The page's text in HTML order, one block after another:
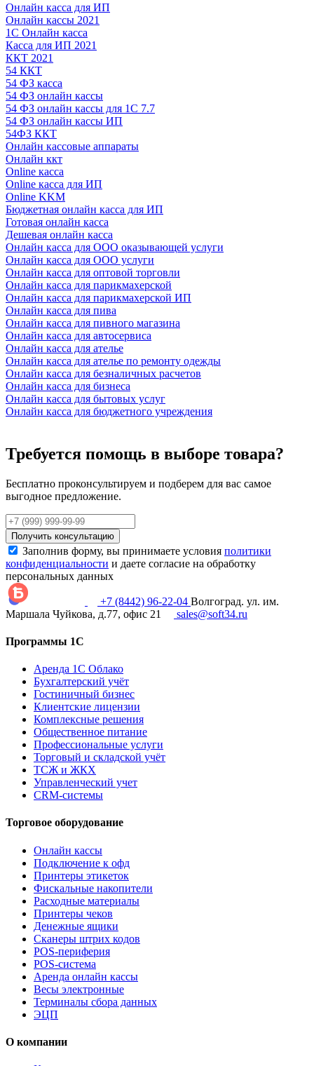
Онлайн касса для ИП
Онлайн кассы 2021
1С Онлайн касса
Касса для ИП 2021
ККТ 2021
54 ККТ
54 ФЗ касса
54 ФЗ онлайн кассы
54 ФЗ онлайн кассы для 1С 7.7
54 ФЗ онлайн кассы ИП
54ФЗ ККТ
Онлайн кассовые аппараты
Онлайн ккт
Online касса
Online касса для ИП
Online KKM
Бюджетная онлайн касса для ИП
Готовая онлайн касса
Дешевая онлайн касса
Онлайн касса для ООО оказывающей услуги
Онлайн касса для ООО услуги
Онлайн касса для оптовой торговли
Онлайн касса для парикмахерской
Онлайн касса для парикмахерской ИП
Онлайн касса для пива
Онлайн касса для пивного магазина
Онлайн касса для автосервиса
Онлайн касса для ателье
Онлайн касса для ателье по ремонту одежды
Онлайн касса для безналичных расчетов
Онлайн касса для бизнеса
Онлайн касса для бытовых услуг
Онлайн касса для бюджетного учреждения
Требуется помощь в выборе товара?
Бесплатно проконсультируем и подберем для вас самое
выгодное предложение.
Получить консультацию
Заполнив форму, вы принимаете условия политики
конфиденциальности и даете согласие на обработку
персональных данных
+7 (8442) 96-22-04 Волгоград. ул. им.
Маршала Чуйкова, д.77, офис 21
sales@soft34.ru
Программы 1С
Аренда 1С Облако
Бухгалтерский учёт
Гостиничный бизнес
Клиентские лицензии
Комплексные решения
Общественное питание
Профессиональные услуги
Торговый и складской учёт
ТСЖ и ЖКХ
Управленческий учет
CRM-системы
Торговое оборудование
Онлайн кассы
Подключение к офд
Принтеры этикеток
Фискальные накопители
Расходные материалы
Принтеры чеков
Денежные ящики
Сканеры штрих кодов
POS-периферия
POS-система
Аренда онлайн кассы
Весы электронные
Терминалы сбора данных
ЭЦП
О компании